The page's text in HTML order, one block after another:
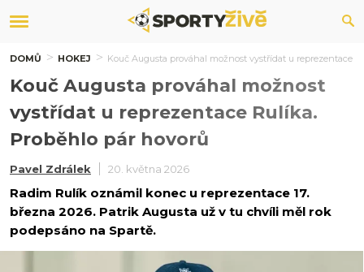
DOMŮ HOKEJ Kouč Augusta prováhal možnost vystřídat u reprezentace
Kouč Augusta prováhal možnost
vystřídat u reprezentace Rulíka.
Proběhlo pár hovorů
Pavel Zdrálek 20. května 2026
Radim Rulík oznámil konec u reprezentace 17.
března 2026. Patrik Augusta už v tu chvíli měl rok
podepsáno na Spartě.